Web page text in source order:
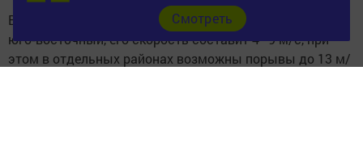
Ветер ожидается юго‑западный с переходом на
юго‑восточный, его скорость составит 4–9 м/с, при
этом в отдельных районах возможны порывы до 13 м/
Cмотреть